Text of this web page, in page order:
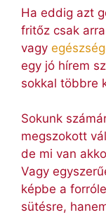
Ha eddig azt
fritőz csak
vagy
egy jó hírem
sokkal többre
Sokunk
megszokott
de mi van
Vagy
képbe a
sütésre,